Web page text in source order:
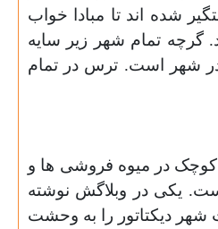
شده اند تا مبادا خواب
گرچه تمام شهر زير سايه
در شهر است. ترس در تمام
کوچک در ميوه فروشی ها و
يکی در وبلاگش نوشته
ديکتاتور را به وحشت